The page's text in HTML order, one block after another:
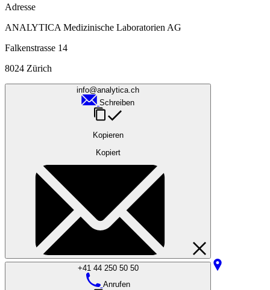
Adresse
ANALYTICA Medizinische Laboratorien AG
Falkenstrasse 14
8024 Zürich
info@analytica.ch
Schreiben
Kopieren
Kopiert
+41 44 250 50 50
Anrufen